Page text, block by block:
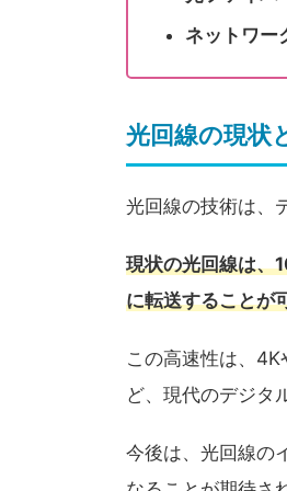
ネットワー
光回線の現状
光回線の技術は、
現状の光回線は、
に転送することが
この高速性は、
ど、現代のデジタ
今後は、光回線の